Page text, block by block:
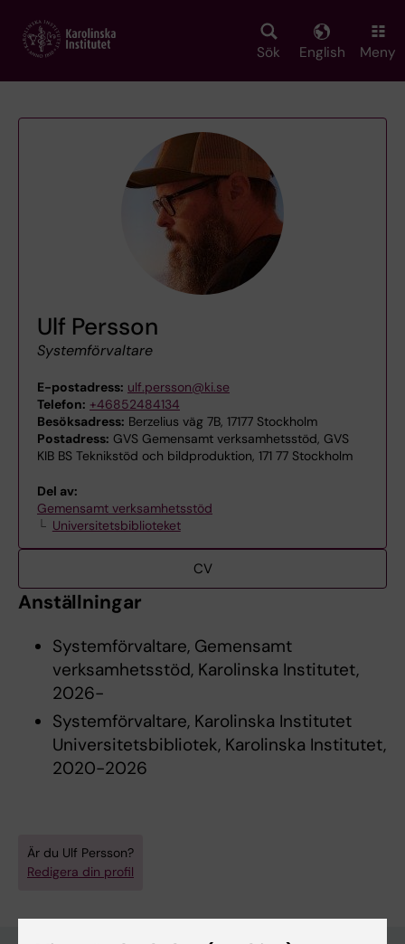
main
Sök English Meny
Ulf Persson
Systemförvaltare
E-postadress: ulf.persson@ki.se
Telefon: +46852484134
Besöksadress: Berzelius väg 7B, 17177 Stockholm
Postadress: GVS Gemensamt verksamhetsstöd, GVS
KIB BS Teknikstöd och bildproduktion, 171 77 Stockholm
Del av:
Gemensamt verksamhetsstöd
Universitetsbiblioteket
CV
Anställningar
Systemförvaltare, Gemensamt
verksamhetsstöd, Karolinska Institutet,
2026-
Systemförvaltare, Karolinska Institutet
Universitetsbibliotek, Karolinska Institutet,
2020-2026
Är du Ulf Persson?
Redigera din profil